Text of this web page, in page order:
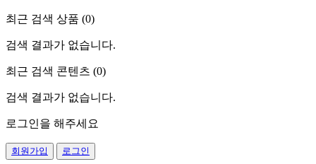
최근 검색 상품 (0)
검색 결과가 없습니다.
최근 검색 콘텐츠 (0)
검색 결과가 없습니다.
로그인을 해주세요
회원가입 로그인